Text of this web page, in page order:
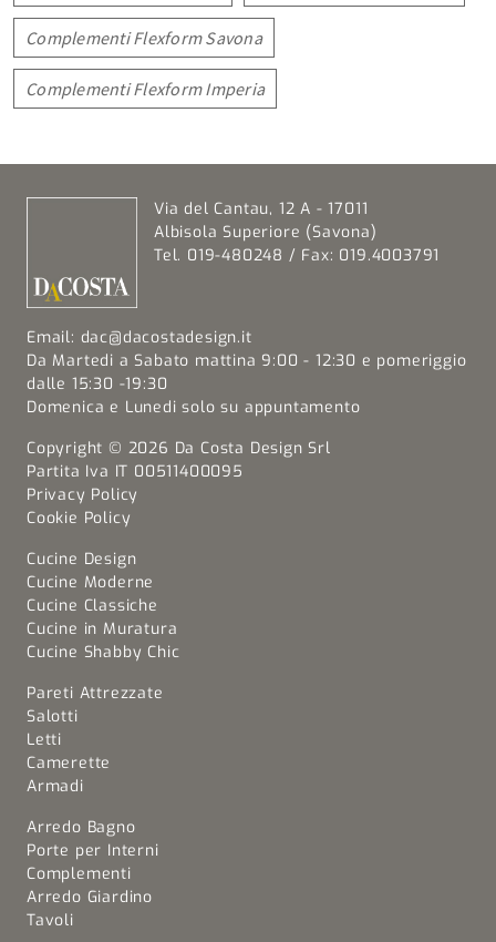
Complementi Flexform Savona
Complementi Flexform Imperia
Via del Cantau, 12 A - 17011
Albisola Superiore (Savona)
Tel. 019-480248 / Fax: 019.4003791
Email: dac@dacostadesign.it
Da Martedi a Sabato mattina 9:00 - 12:30 e pomeriggio
dalle 15:30 -19:30
Domenica e Lunedi solo su appuntamento
Copyright © 2026 Da Costa Design Srl
Partita Iva IT 00511400095
Privacy Policy
Cookie Policy
Cucine Design
Cucine Moderne
Cucine Classiche
Cucine in Muratura
Cucine Shabby Chic
Pareti Attrezzate
Salotti
Letti
Camerette
Armadi
Arredo Bagno
Porte per Interni
Complementi
Arredo Giardino
Tavoli